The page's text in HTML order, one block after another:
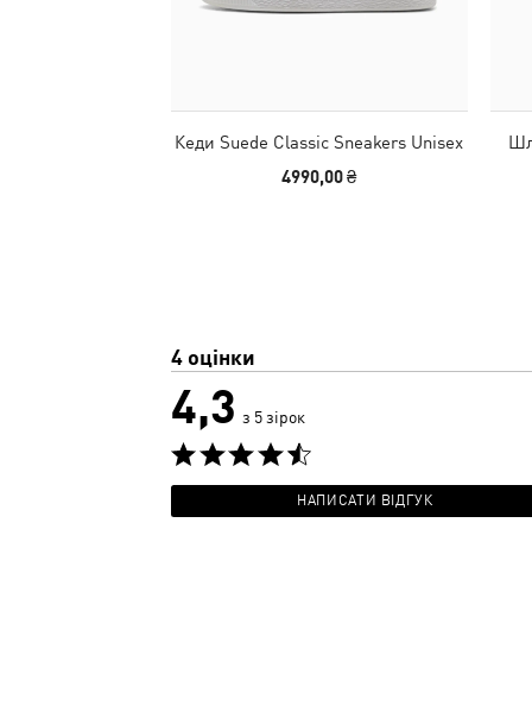
Кеди Suede Classic Sneakers Unisex
4990,00 ₴
4 оцінки
4,3 з 5 зірок
НАПИСАТИ ВІДГУК